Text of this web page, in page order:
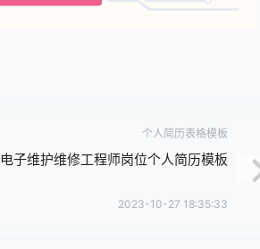
个人简历表格模板
电子维护维修工程师岗位个人简历模板
2023-10-27 18:35:33